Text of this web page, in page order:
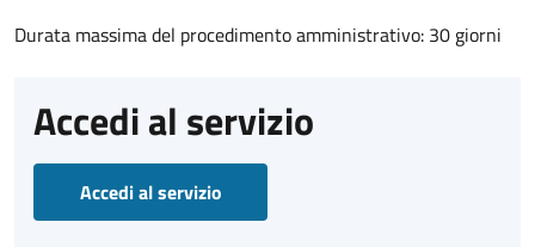
Durata massima del procedimento amministrativo: 30 giorni
Accedi al servizio
Accedi al servizio